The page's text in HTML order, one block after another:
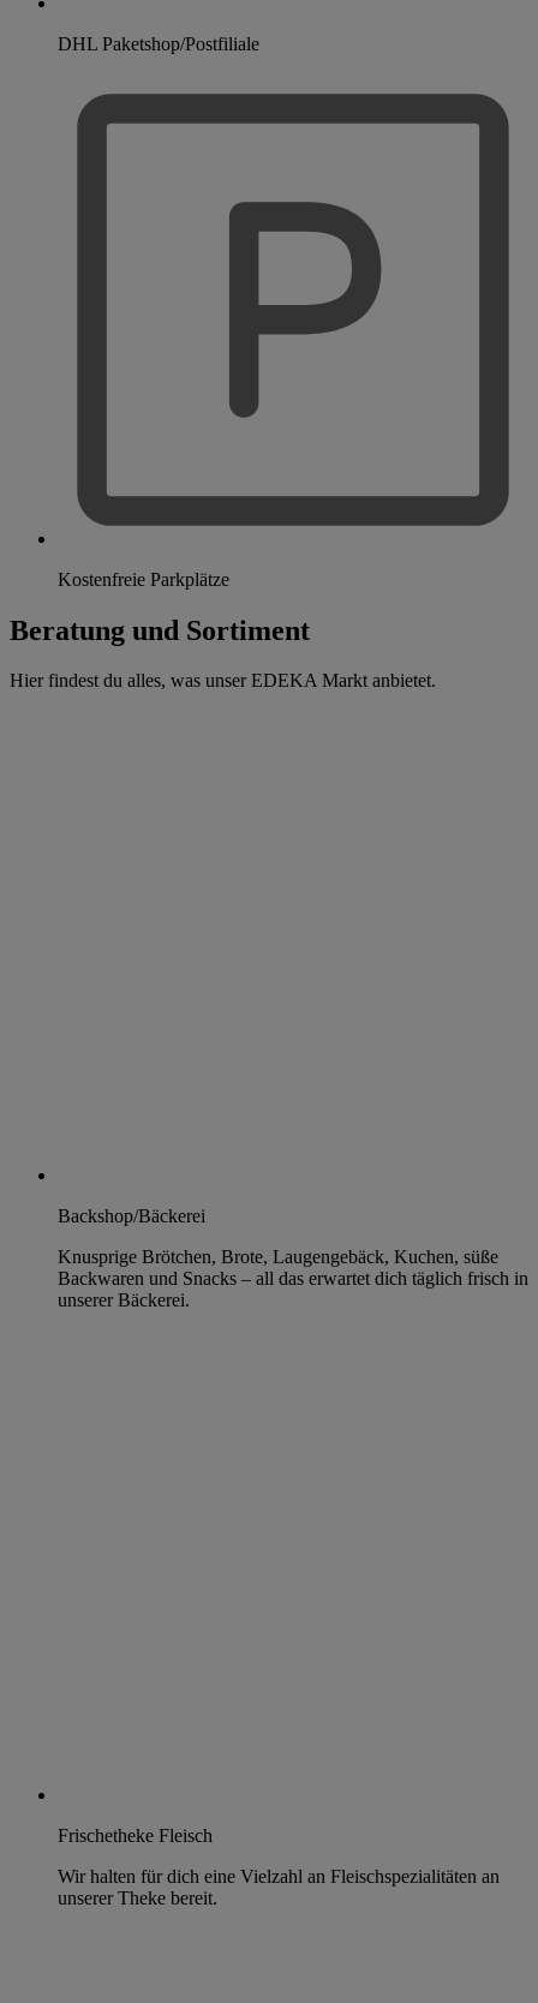
DHL Paketshop/Postfiliale
Kostenfreie Parkplätze
Beratung und Sortiment
Hier findest du alles, was unser EDEKA Markt anbietet.
Backshop/Bäckerei
Knusprige Brötchen, Brote, Laugengebäck, Kuchen, süße
Backwaren und Snacks – all das erwartet dich täglich frisch in
unserer Bäckerei.
Frischetheke Fleisch
Wir halten für dich eine Vielzahl an Fleischspezialitäten an
unserer Theke bereit.